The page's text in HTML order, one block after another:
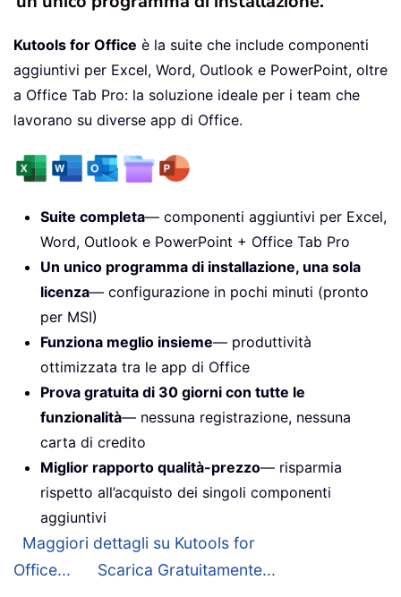
Kutools for Office è la suite che include componenti
aggiuntivi per Excel, Word, Outlook e PowerPoint, oltre
a Office Tab Pro: la soluzione ideale per i team che
lavorano su diverse app di Office.
Suite completa— componenti aggiuntivi per Excel,
Word, Outlook e PowerPoint + Office Tab Pro
Un unico programma di installazione, una sola
licenza— configurazione in pochi minuti (pronto
per MSI)
Funziona meglio insieme— produttività
ottimizzata tra le app di Office
Prova gratuita di 30 giorni con tutte le
funzionalità— nessuna registrazione, nessuna
carta di credito
Miglior rapporto qualità-prezzo— risparmia
rispetto all’acquisto dei singoli componenti
aggiuntivi
Maggiori dettagli su Kutools for
Office...
Scarica Gratuitamente...